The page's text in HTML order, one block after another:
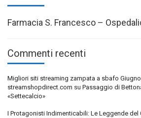
Farmacia S. Francesco –
Commenti recenti
Migliori siti streaming zampata a sbafo
streamshopdirect.com su Passaggio di
«Settecalcio»
I Protagonisti Indimenticabili: Le Leggende del